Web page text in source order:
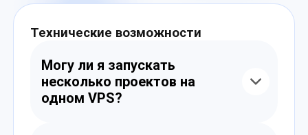
Технические возможности
Могу ли я запускать
несколько проектов на
одном VPS?